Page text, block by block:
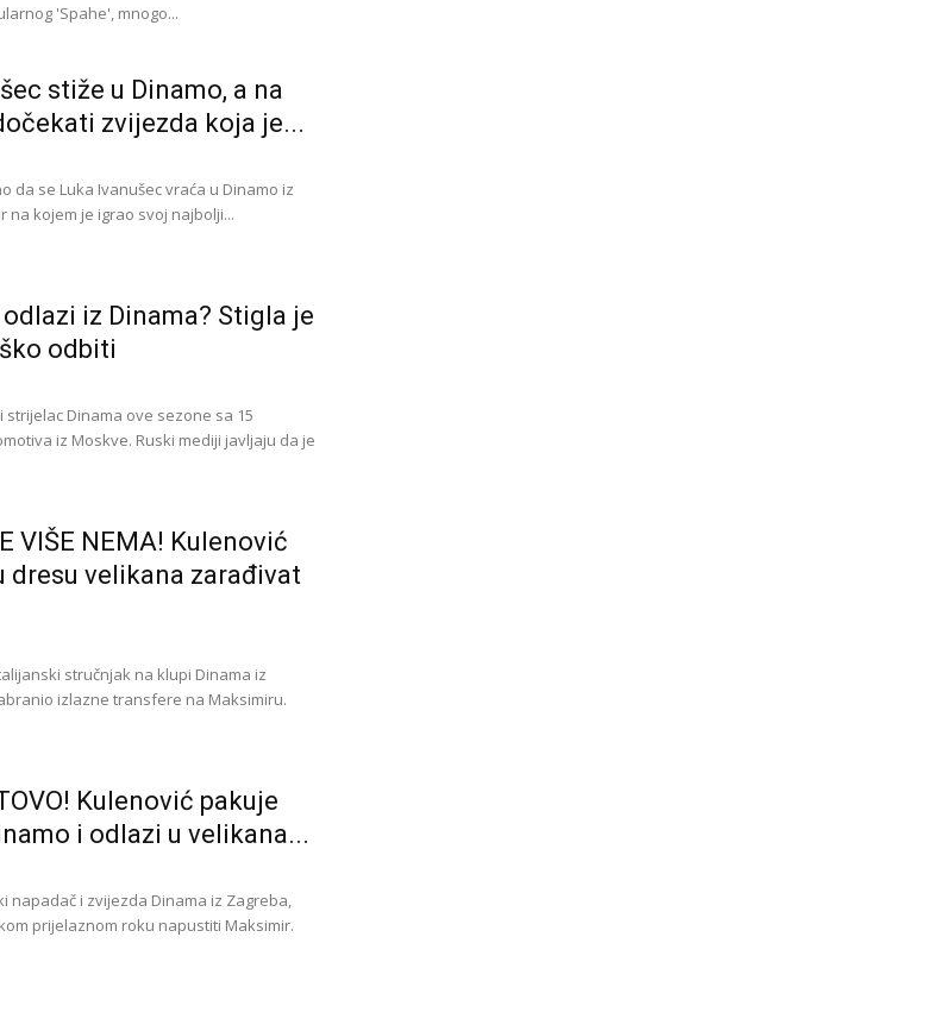
'Spahe', mnogo...
stiže u Dinamo, a na
zvijezda koja je...
da se Luka Ivanušec vraća u Dinamo iz
na kojem je igrao svoj najbolji...
iz Dinama? Stigla je
odbiti
strijelac Dinama ove sezone sa 15
iz Moskve. Ruski mediji javljaju da je
VIŠE NEMA! Kulenović
dresu velikana zarađivat
stručnjak na klupi Dinama iz
izlazne transfere na Maksimiru.
Kulenović pakuje
i odlazi u velikana...
napadač i zvijezda Dinama iz Zagreba,
prijelaznom roku napustiti Maksimir.